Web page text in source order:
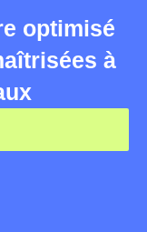
optimisé
à